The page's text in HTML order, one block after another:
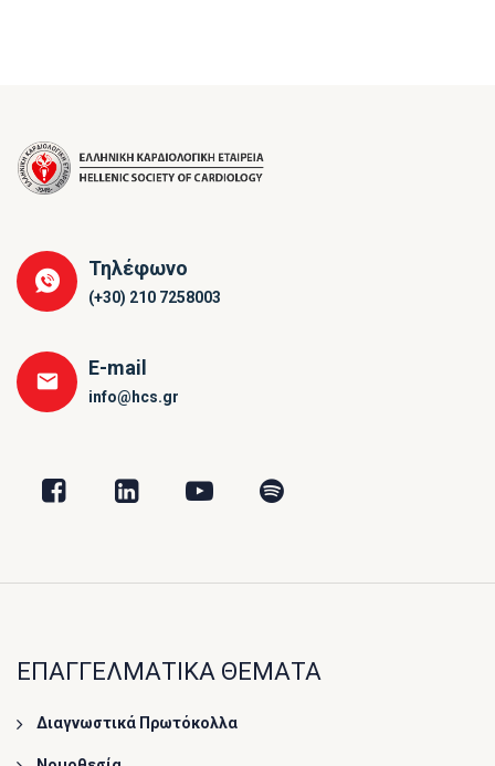
Τηλέφωνο
(+30) 210 7258003
E-mail
info@hcs.gr
ΕΠΑΓΓΕΛΜΑΤΙΚΑ ΘΕΜΑΤΑ
Διαγνωστικά Πρωτόκολλα